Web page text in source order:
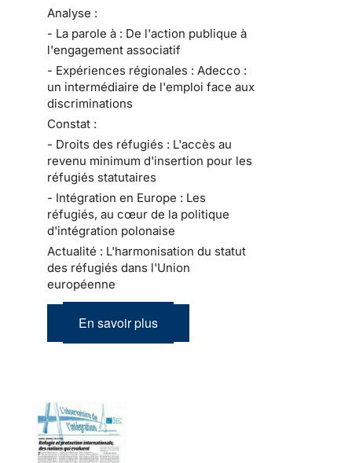
Analyse :
- La parole à : De l'action publique à
l'engagement associatif
- Expériences régionales : Adecco :
un intermédiaire de l'emploi face aux
discriminations
Constat :
- Droits des réfugiés : L'accès au
revenu minimum d'insertion pour les
réfugiés statutaires
- Intégration en Europe : Les
réfugiés, au cœur de la politique
d'intégration polonaise
Actualité : L'harmonisation du statut
des réfugiés dans l'Union
européenne
En savoir plus